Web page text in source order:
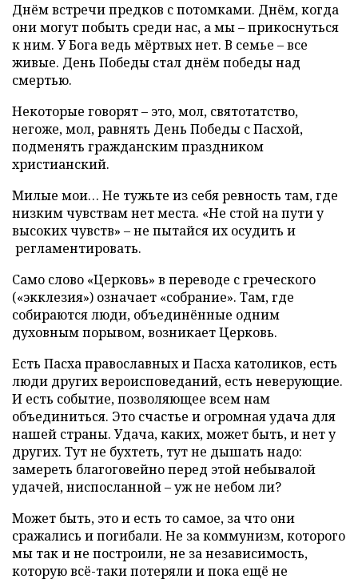
Днём встречи предков с потомками. Днём, когда
они могут побыть среди нас, а мы – прикоснуться
к ним. У Бога ведь мёртвых нет. В семье – все
живые. День Победы стал днём победы над
смертью.
Некоторые говорят – это, мол, святотатство,
негоже, мол, равнять День Победы с Пасхой,
подменять гражданским праздником
христианский.
Милые мои… Не тужьте из себя ревность там, где
низким чувствам нет места. «Не стой на пути у
высоких чувств» – не пытайся их осудить и
регламентировать.
Само слово «Церковь» в переводе с греческого
(«экклезия») означает «собрание». Там, где
собираются люди, объединённые одним
духовным порывом, возникает Церковь.
Есть Пасха православных и Пасха католиков, есть
люди других вероисповеданий, есть неверующие.
И есть событие, позволяющее всем нам
объединиться. Это счастье и огромная удача для
нашей страны. Удача, каких, может быть, и нет у
других. Тут не бухтеть, тут не дышать надо:
замереть благоговейно перед этой небывалой
удачей, ниспосланной – уж не небом ли?
Может быть, это и есть то самое, за что они
сражались и погибали. Не за коммунизм, которого
мы так и не построили, не за независимость,
которую всё-таки потеряли и пока ещё не